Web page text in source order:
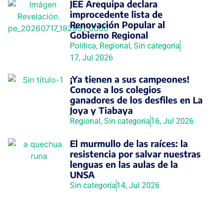
JEE Arequipa declara
improcedente lista de
Renovación Popular al
Gobierno Regional
Política, Regional, Sin categoría
17, Jul 2026
¡Ya tienen a sus campeones!
Conoce a los colegios
ganadores de los desfiles en La
Joya y Tiabaya
Regional, Sin categoría16, Jul 2026
El murmullo de las raíces: la
resistencia por salvar nuestras
lenguas en las aulas de la
UNSA
Sin categoría14, Jul 2026